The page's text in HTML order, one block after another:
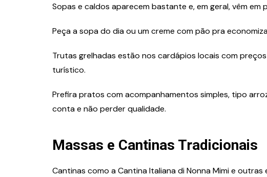
Sopas e caldos aparecem bastante e, em geral, vêm em
Peça a sopa do dia ou um creme com pão pra
Trutas grelhadas estão nos cardápios locais com
turístico.
Prefira pratos com acompanhamentos simples, tipo
conta e não perder qualidade.
Massas e Cantinas Tradicionais
Cantinas como a Cantina Italiana di Nonna Mimi e outras